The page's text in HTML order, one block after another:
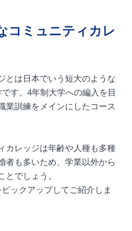
コミュニティカレ
とは日本でいう短大のような
す。4年制大学への編入を目
業訓練をメインにしたコース
カレッジは年齢や人種も多種
者も多いため、学業以外から
とでしょう。
ックアップしてご紹介しま